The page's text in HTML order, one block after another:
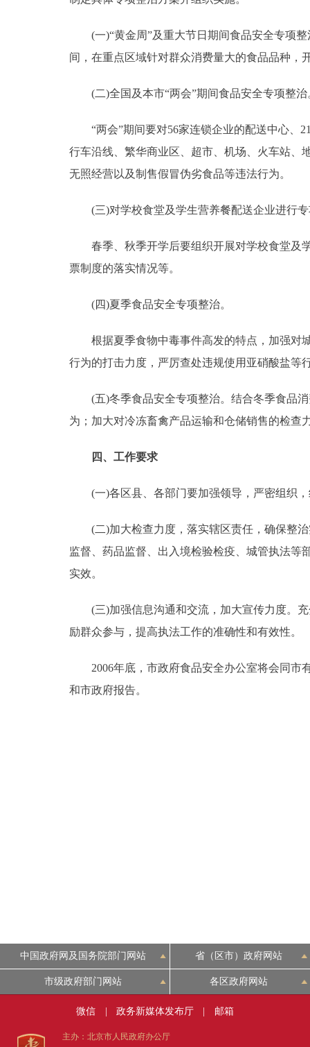
(一)“黄金周”及重大节日期间食品安全专项整治
间，在重点区域针对群众消费量大的食品品种，
(二)全国及本市“两会”期间食品安全专项整治
“两会”期间要对56家连锁企业的配送中心、
行车沿线、繁华商业区、超市、机场、火车站、
无照经营以及制售假冒伪劣食品等违法行为。
(三)对学校食堂及学生营养餐配送企业进行专
春季、秋季开学后要组织开展对学校食堂及学
票制度的落实情况等。
(四)夏季食品安全专项整治。
根据夏季食物中毒事件高发的特点，加强对城
行为的打击力度，严厉查处违规使用亚硝酸盐等
(五)冬季食品安全专项整治。结合冬季食品消
为；加大对冷冻畜禽产品运输和仓储销售的检查
四、工作要求
(一)各区县、各部门要加强领导，严密组织，
(二)加大检查力度，落实辖区责任，确保整治
监督、药品监督、出入境检验检疫、城管执法等
实效。
(三)加强信息沟通和交流，加大宣传力度。充
励群众参与，提高执法工作的准确性和有效性。
2006年底，市政府食品安全办公室将会同市
和市政府报告。
中国政府网及国务院部门网站 省（区市）政府网站
市级政府部门网站 各区政府网站
微信 政务新媒体发布厅 邮箱
主办：北京市人民政府办公厅